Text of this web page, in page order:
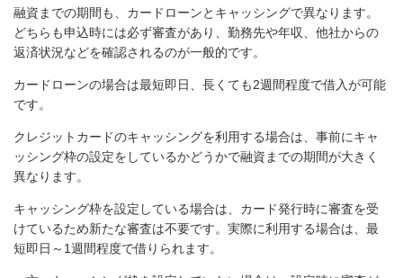
融資までの期間も、カードローンとキャッシングで異なります。
どちらも申込時には必ず審査があり、勤務先や年収、他社からの
返済状況などを確認されるのが一般的です。
カードローンの場合は最短即日、長くても2週間程度で借入が可能
です。
クレジットカードのキャッシングを利用する場合は、事前にキャ
ッシング枠の設定をしているかどうかで融資までの期間が大きく
異なります。
キャッシング枠を設定している場合は、カード発行時に審査を受
けているため新たな審査は不要です。実際に利用する場合は、最
短即日～1週間程度で借りられます。